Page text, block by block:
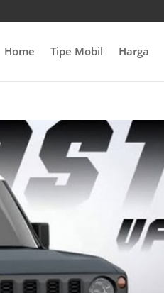
Home Tipe Mobil Harga